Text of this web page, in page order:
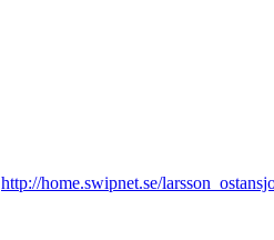
http://home.swipnet.se/